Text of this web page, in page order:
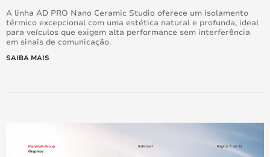
A linha AD PRO Nano Ceramic Studio oferece um isolamento
térmico excepcional com uma estética natural e profunda, ideal
para veículos que exigem alta performance sem interferência
em sinais de comunicação.
SAIBA MAIS